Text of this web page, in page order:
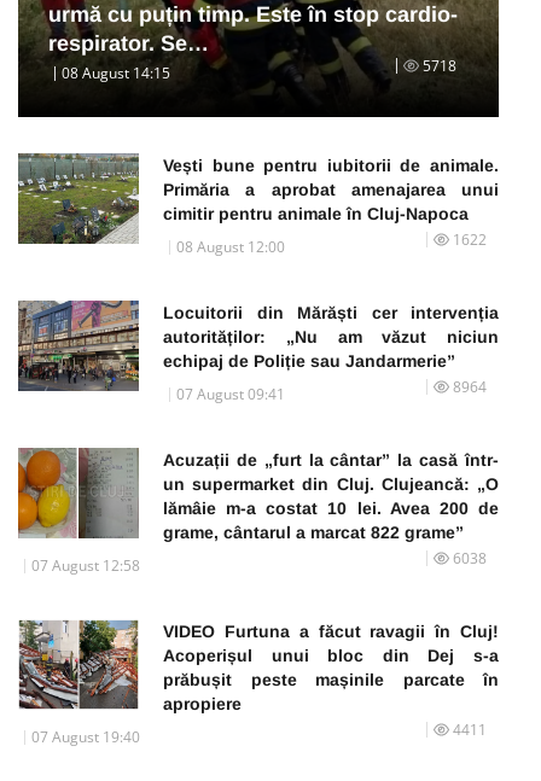
urmă cu puțin timp. Este în stop cardio-
respirator. Se…
08 August 14:15 5718
Vești bune pentru iubitorii de animale.
Primăria a aprobat amenajarea unui
cimitir pentru animale în Cluj-Napoca
08 August 12:00 1622
Locuitorii din Mărăști cer intervenția
autorităților: „Nu am văzut niciun
echipaj de Poliție sau Jandarmerie”
07 August 09:41 8964
Acuzații de „furt la cântar” la casă într-
un supermarket din Cluj. Clujeancă: „O
lămâie m-a costat 10 lei. Avea 200 de
grame, cântarul a marcat 822 grame”
07 August 12:58 6038
VIDEO Furtuna a făcut ravagii în Cluj!
Acoperișul unui bloc din Dej s-a
prăbușit peste mașinile parcate în
apropiere
07 August 19:40 4411